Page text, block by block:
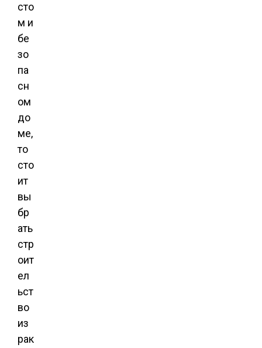
сто
м и
бе
зо
па
сн
ом
до
ме,
то
сто
ит
вы
бр
ать
стр
оит
ел
ьст
во
из
рак